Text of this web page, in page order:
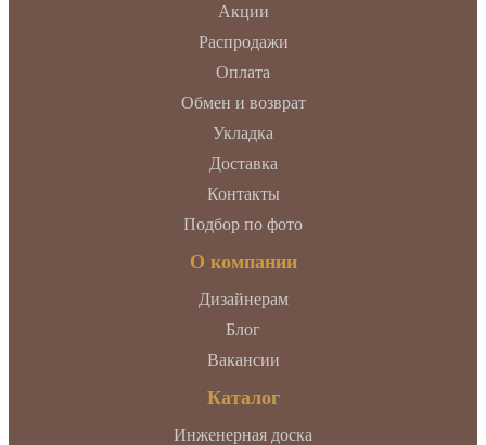
Акции
Распродажи
Оплата
Обмен и возврат
Укладка
Доставка
Контакты
Подбор по фото
О компании
Дизайнерам
Блог
Вакансии
Каталог
Инженерная доска